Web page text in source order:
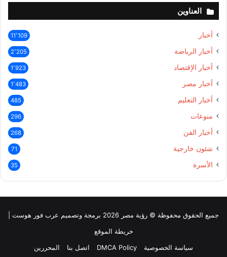
العناوين
أخبار 11٬109
أخبار الرياضة 2٬205
أخبار الإقتصاد 1٬923
أخبار مصر 1٬483
أخبار التعليم 485
منوعات 296
أخبار الفن 268
شئون خارجية 71
الأسرة 35
جميع الحقوق محفوظة © رؤية مصر 2026 برمجة وتصميم عرب فور هوست |
خريطة الموقع
سياسة الخصوصية
DMCA Policy اتصل بنا المحررين